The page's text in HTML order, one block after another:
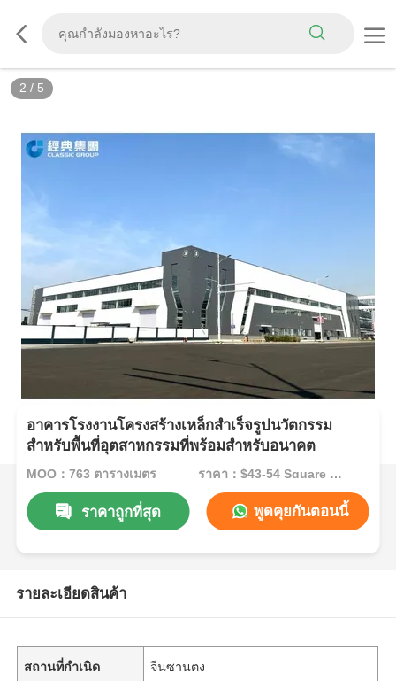
2 / 5
อาคารโรงงานโครงสร้างเหล็กสำเร็จรูปนวัตกรรม
สำหรับพื้นที่อุตสาหกรรมที่พร้อมสำหรับอนาคต
MOQ：763 ตารางเมตร ราคา：$43-54 Square Meters
ราคาถูกที่สุด พูดคุยกันตอนนี้
รายละเอียดสินค้า
สถานที่กำเนิด จีนซานตง